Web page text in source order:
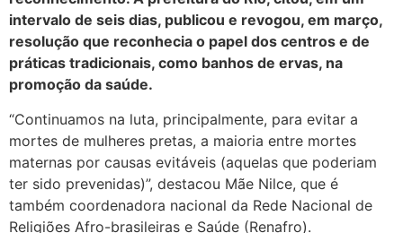
intervalo de seis dias, publicou e revogou, em março,
resolução que reconhecia o papel dos centros e de
práticas tradicionais, como banhos de ervas, na
promoção da saúde.
“Continuamos na luta, principalmente, para evitar a
mortes de mulheres pretas, a maioria entre mortes
maternas por causas evitáveis (aquelas que poderiam
ter sido prevenidas)”, destacou Mãe Nilce, que é
também coordenadora nacional da Rede Nacional de
Religiões Afro-brasileiras e Saúde (Renafro).